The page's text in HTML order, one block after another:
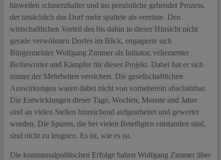
bisweilen schmerzhafter und ins persönliche gehender Prozess,
der tatsächlich das Dorf mehr spaltete als vereinte. Den
wirtschaftlichen Vorteil des bis dahin in dieser Hinsicht nicht
gerade verwöhnten Dorfes im Blick, engagierte sich
Bürgermeister Wolfgang Zimmer als Initiator, vehementer
Befürworter und Kämpfer für dieses Projekt. Dabei hat er sich
immer der Mehrheiten versichert. Die gesellschaftlichen
Auswirkungen waren dabei nicht von vorneherein abschätzbar.
Die Entwicklungen dieser Tage, Wochen, Monate und Jahre
sind an vielen Stellen hinreichend aufgearbeitet und gewertet
worden. Die Spuren, die bei vielen Beteiligten entstanden sind,
sind nicht zu leugnen. Es ist, wie es ist.
Die kommunalpolitischen Erfolge haben Wolfgang Zimmer über